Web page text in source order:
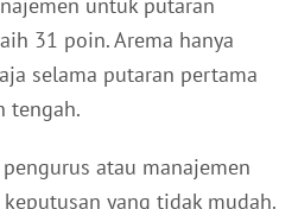
untuk putaran
31 poin. Arema hanya
selama putaran pertama
tengah.
atau manajemen
yang tidak mudah.